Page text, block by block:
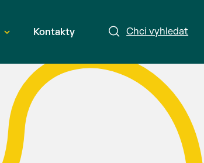
Chci vyhledat
Kontakty